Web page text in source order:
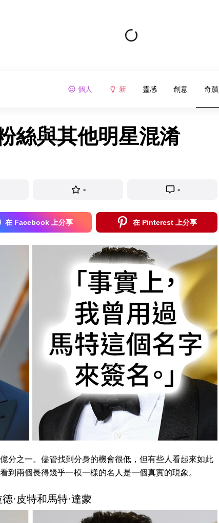
個人 新 靈感 創意 奇蹟
絲與其他明星混淆
- -
在 Facebook 上分享 在 Pinterest 上分享
分之一。儘管找到分身的機會很低，但有些人看起來如此
到兩個長得幾乎一模一樣的名人是一個真實的現象。
·皮特和馬特·達蒙